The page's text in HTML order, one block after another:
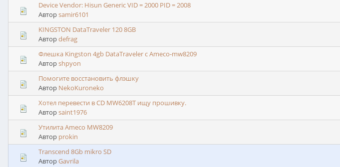
Device Vendor: Hisun Generic VID = 2000 PID = 2008
Авторsamir6101
KINGSTON DataTraveler 120 8GB
Авторdefrag
Флешка Kingston 4gb DataTraveler c Ameco-mw8209
Авторshpyon
Помогите восстановить флэшку
Автор NekoKuroneko
Хотел перевести в CD MW6208T ищу прошивку.
Авторsaint1976
Утилита Ameco MW8209
Автор prokin
Transcend 8Gb mikro SD
АвторGavrila